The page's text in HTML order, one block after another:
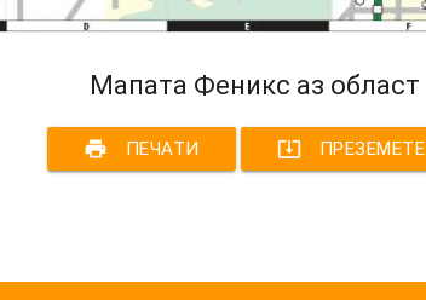
Мапата Феникс аз област
print ПЕЧАТИ system_update_alt ПРЕЗЕМЕТЕ